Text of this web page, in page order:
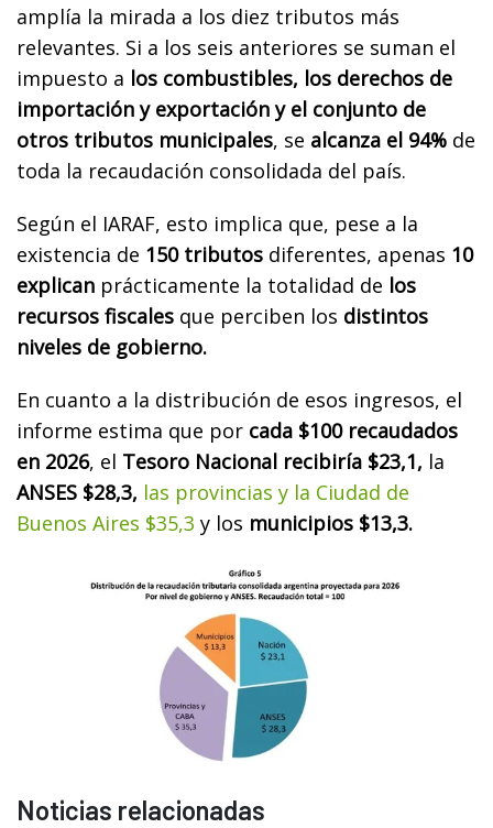
amplía la mirada a los diez tributos más
relevantes. Si a los seis anteriores se suman el
impuesto a los combustibles, los derechos de
importación y exportación y el conjunto de
otros tributos municipales, se alcanza el 94% de
toda la recaudación consolidada del país.
Según el IARAF, esto implica que, pese a la
existencia de 150 tributos diferentes, apenas 10
explican prácticamente la totalidad de los
recursos fiscales que perciben los distintos
niveles de gobierno.
En cuanto a la distribución de esos ingresos, el
informe estima que por cada $100 recaudados
en 2026, el Tesoro Nacional recibiría $23,1, la
ANSES $28,3, las provincias y la Ciudad de
Buenos Aires $35,3 y los municipios $13,3.
Noticias relacionadas